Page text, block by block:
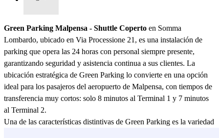
Green Parking Malpensa - Shuttle Coperto en Somma
Lombardo, ubicado en Via Processione 21, es una instalación de
parking que opera las 24 horas con personal siempre presente,
garantizando seguridad y asistencia continua a sus clientes. La
ubicación estratégica de Green Parking lo convierte en una opción
ideal para los pasajeros del aeropuerto de Malpensa, con tiempos de
transferencia muy cortos: solo 8 minutos al Terminal 1 y 7 minutos
al Terminal 2.
Una de las características distintivas de Green Parking es la variedad